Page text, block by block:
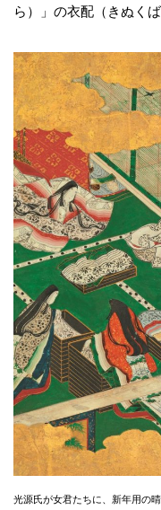
ら）」の衣配（きぬく
光源氏が女君たちに、新年用の